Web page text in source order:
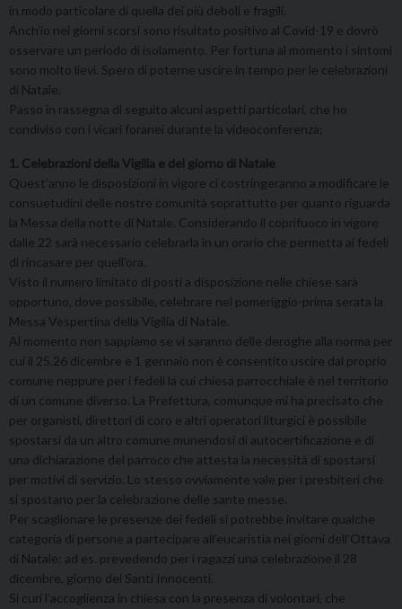
in modo particolare di quella dei più deboli e fragili.
Anch’io nei giorni scorsi sono risultato positivo al Covid-19 e dovrò
osservare un periodo di isolamento. Per fortuna al momento i sintomi
sono molto lievi. Spero di poterne uscire in tempo per le celebrazioni
di Natale.
Passo in rassegna di seguito alcuni aspetti particolari, che ho
condiviso con i vicari foranei durante la videoconferenza:
1. Celebrazioni della Vigilia e del giorno di Natale
Quest’anno le disposizioni in vigore ci costringeranno a modificare le
consuetudini delle nostre comunità soprattutto per quanto riguarda
la Messa della notte di Natale. Considerando il coprifuoco in vigore
dalle 22 sarà necessario celebrarla in un orario che permetta ai fedeli
di rincasare per quell’ora.
Visto il numero limitato di posti a disposizione nelle chiese sarà
opportuno, dove possibile, celebrare nel pomeriggio-prima serata la
Messa Vespertina della Vigilia di Natale.
Al momento non sappiamo se vi saranno delle deroghe alla norma per
cui il 25,26 dicembre e 1 gennaio non è consentito uscire dal proprio
comune neppure per i fedeli la cui chiesa parrocchiale è nel territorio
di un comune diverso. La Prefettura, comunque mi ha precisato che
per organisti, direttori di coro e altri operatori liturgici è possibile
spostarsi da un altro comune munendosi di autocertificazione e di
una dichiarazione del parroco che attesta la necessità di spostarsi
per motivi di servizio. Lo stesso ovviamente vale per i presbiteri che
si spostano per la celebrazione delle sante messe.
Per scaglionare le presenze dei fedeli si potrebbe invitare qualche
categoria di persone a partecipare all’eucaristia nei giorni dell’Ottava
di Natale: ad es. prevedendo per i ragazzi una celebrazione il 28
dicembre, giorno dei Santi Innocenti.
Si curi l’accoglienza in chiesa con la presenza di volontari, che